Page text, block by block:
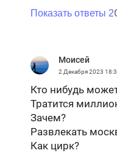
Новошешминский
32,7%, русские –
...но об этом вы
Показать ответы 2
Моисей
2 Декабря 2023
Кто нибудь
Тратится
Зачем?
Развлекать
Как цирк?